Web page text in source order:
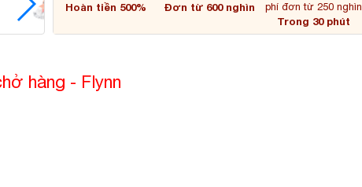
Hoàn tiền 500% Đơn từ 600 nghìn
phí đơn từ 250 nghìn
Trong 30 phút
hàng - Flynn